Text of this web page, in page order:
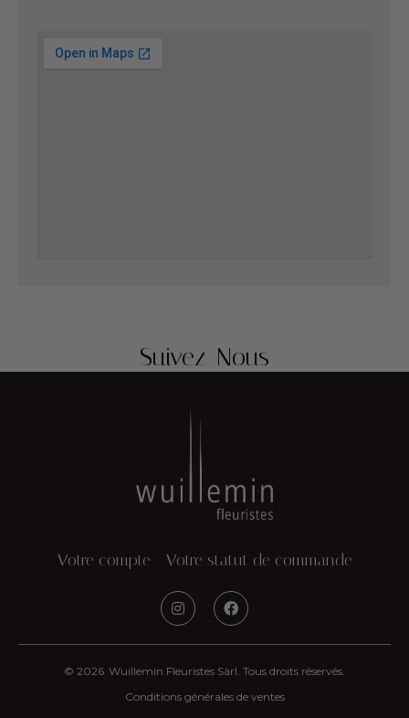
Suivez-Nous
Votre compte Votre statut de commande
© 2026 Wuillemin Fleuristes Sàrl. Tous droits réservés.
Conditions générales de ventes